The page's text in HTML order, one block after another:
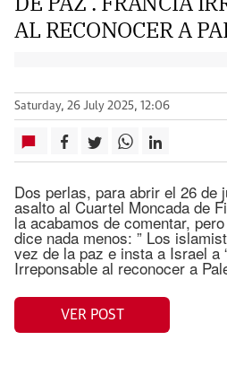
AL RECONOCER A
Saturday, 26 July 2025, 12:06
Dos perlas, para abrir el 26 de
asalto al Cuartel Moncada de
la acabamos de comentar,
dice nada menos: ” Los
vez de la paz e insta a Israel a
Irreponsable al reconocer a
VER POST